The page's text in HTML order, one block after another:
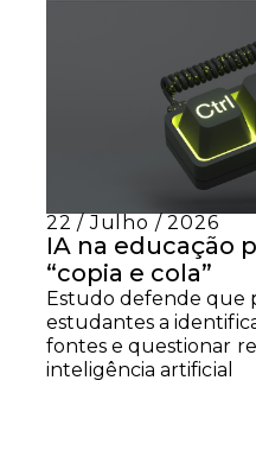
22 / Julho / 2026
IA na educação
“copia e cola”
Estudo defende que
estudantes a
fontes e questionar
inteligência artificial